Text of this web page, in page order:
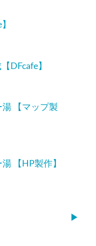
DFcafe】
【マップ製
【HP製作】
▶︎